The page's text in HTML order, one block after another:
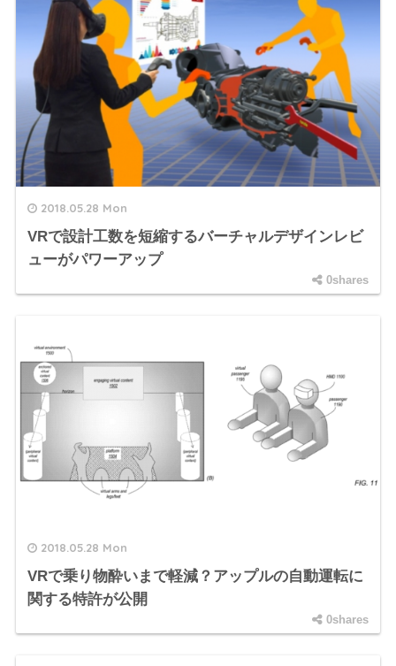
2018.05.28 Mon
VRで設計工数を短縮するバーチャルデザインレビ
ューがパワーアップ
0shares
2018.05.28 Mon
VRで乗り物酔いまで軽減？アップルの自動運転に
関する特許が公開
0shares